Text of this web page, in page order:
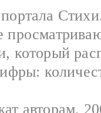
который
авторам,